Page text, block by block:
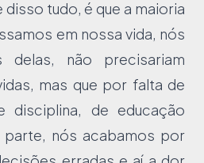
tudo, é que a maioria
em nossa vida, nós
delas, não precisariam
mas que por falta de
disciplina, de educação
parte, nós acabamos por